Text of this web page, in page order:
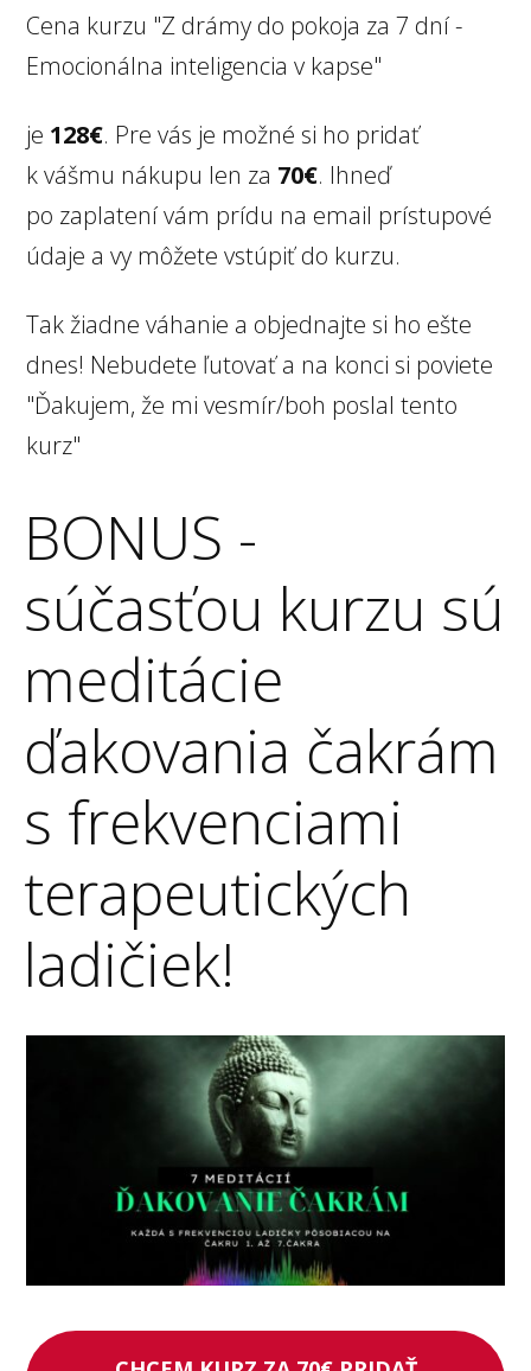
Cena kurzu "Z drámy do pokoja za 7 dní -
Emocionálna inteligencia v kapse"
je 128€. Pre vás je možné si ho pridať
k vášmu nákupu len za 70€. Ihneď
po zaplatení vám prídu na email prístupové
údaje a vy môžete vstúpiť do kurzu.
Tak žiadne váhanie a objednajte si ho ešte
dnes! Nebudete ľutovať a na konci si poviete
"Ďakujem, že mi vesmír/boh poslal tento
kurz"
BONUS -
súčasťou kurzu sú
meditácie
ďakovania čakrám
s frekvenciami
terapeutických
ladičiek!